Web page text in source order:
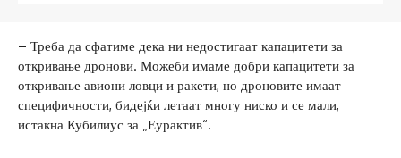
– Треба да сфатиме дека ни недостигаат капацитети за
откривање дронови. Можеби имаме добри капацитети за
откривање авиони ловци и ракети, но дроновите имаат
специфичности, бидејќи летаат многу ниско и се мали,
истакна Кубилиус за „Еурактив“.